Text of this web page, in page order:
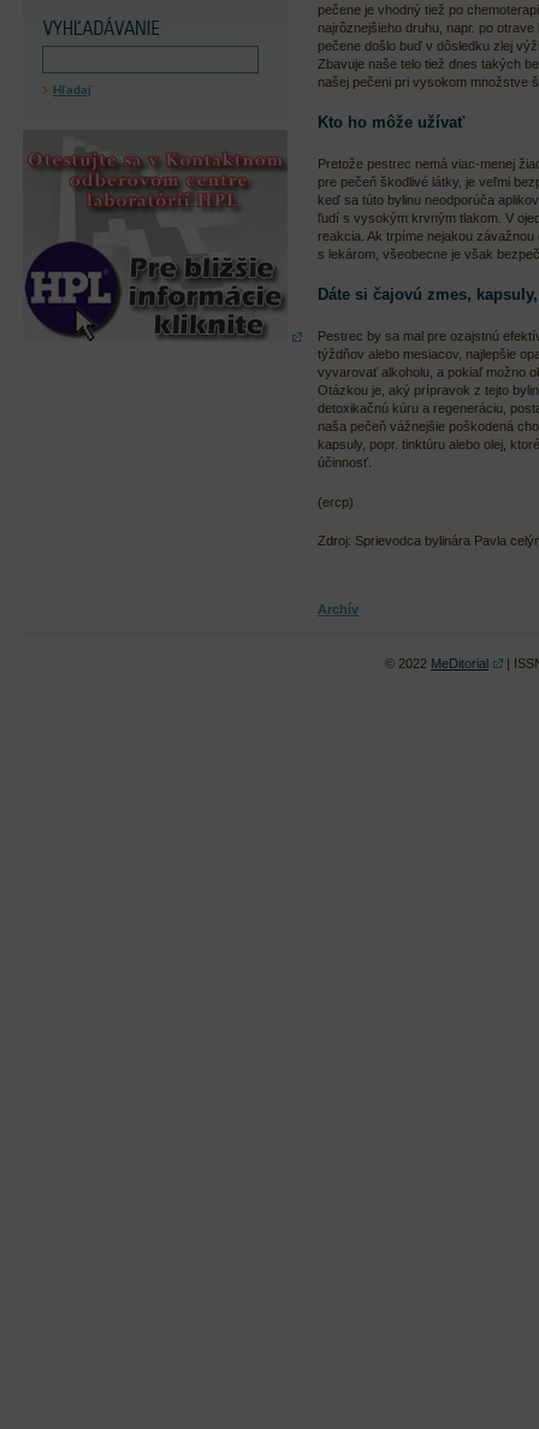
Hľadaj
pečene je vhodný tiež po
najrôznejšieho druhu, napr. po
pečene došlo buď v dôsledku zlej
Zbavuje naše telo tiež dnes takých
našej pečeni pri vysokom množstve
Kto ho môže užívať
Pretože pestrec nemá viac-menej
pre pečeň škodlivé látky, je veľmi
keď sa túto bylinu neodporúča
ľudí s vysokým krvným tlakom. V
reakcia. Ak trpíme nejakou
s lekárom, všeobecne je však
Dáte si čajovú zmes,
Pestrec by sa mal pre ozajstnú
týždňov alebo mesiacov, najlepšie
vyvarovať alkoholu, a pokiaľ možno
Otázkou je, aký prípravok z tejto
detoxikačnú kúru a regeneráciu,
naša pečeň vážnejšie poškodená
kapsuly, popr. tinktúru alebo olej,
účinnosť.
(ercp)
Zdroj: Sprievodca bylinára Pavla
Archív
© 2022 MeDitorial |